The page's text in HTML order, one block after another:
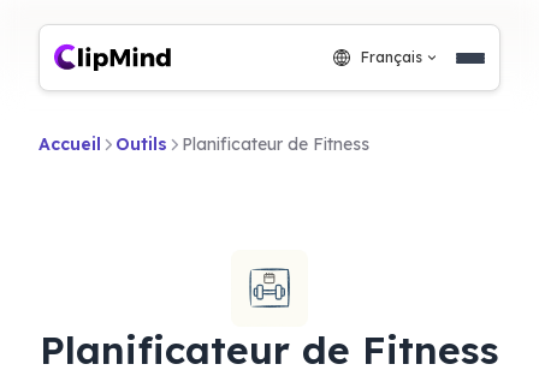
Français
Accueil Outils Planificateur de Fitness
Planificateur de Fitness